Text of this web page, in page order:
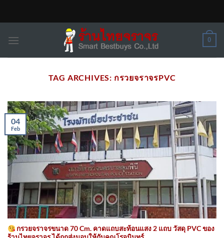
0
TAG ARCHIVES: กรวยจราจรPVC
กรวยจราจรขนาด 70 Cm. คาดแถบสะท้อนแสง 2 แถบ วัสดุ PVC ของ
04
Feb